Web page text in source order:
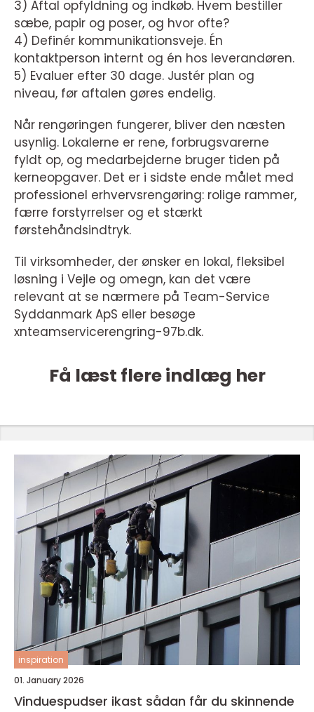
3) Aftal opfyldning og indkøb. Hvem bestiller
sæbe, papir og poser, og hvor ofte?
4) Definér kommunikationsveje. Én
kontaktperson internt og én hos leverandøren.
5) Evaluer efter 30 dage. Justér plan og
niveau, før aftalen gøres endelig.
Når rengøringen fungerer, bliver den næsten
usynlig. Lokalerne er rene, forbrugsvarerne
fyldt op, og medarbejderne bruger tiden på
kerneopgaver. Det er i sidste ende målet med
professionel erhvervsrengøring: rolige rammer,
færre forstyrrelser og et stærkt
førstehåndsindtryk.
Til virksomheder, der ønsker en lokal, fleksibel
løsning i Vejle og omegn, kan det være
relevant at se nærmere på Team-Service
Syddanmark ApS eller besøge
xnteamservicerengring-97b.dk.
Få læst flere indlæg her
inspiration
01. January 2026
Vinduespudser ikast sådan får du skinnende